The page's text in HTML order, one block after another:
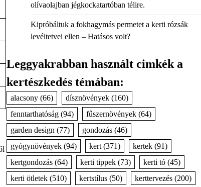
olívaolajban jégkockatartóban télire.
Kipróbáltuk a fokhagymás permetet a kerti rózsák
levéltetvei ellen – Hatásos volt?
Leggyakrabban használt cimkék a
kertészkedés témában:
alacsony(66) dísznövények(160)
fenntarthatóság(94) fűszernövények(64)
garden design (77) gondozás(46)
gyógynövények(94) kert(371) kertek(91)
kertgondozás(64) kerti tippek(73) kerti tó(45)
kerti ötletek(510) kertstílus(50) kerttervezés(200)